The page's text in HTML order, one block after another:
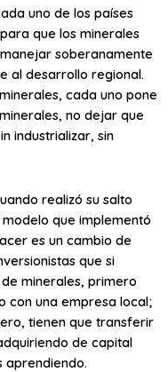
uno de los países
que los minerales
soberanamente
al desarrollo regional.
cada uno pone
no dejar que
industrializar, sin
realizó su salto
que implementó
es un cambio de
que si
minerales, primero
con una empresa local;
tienen que transferir
de capital
aprendiendo.